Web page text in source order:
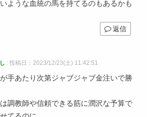
ような血統の馬を持てるのもあるかも
返信
: 投稿日：2023/12/23(土) 11:42:51
手あたり次第ジャブジャブ金注いで勝
調教師や信頼できる筋に潤沢な予算で